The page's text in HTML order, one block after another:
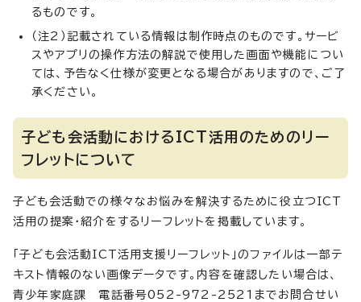
るものです。
（注2）記載されている情報は制作時点のものです。サービ
スやアプリの操作方法の解説で使用した画面や機能につい
ては、予告なく仕様が変更となる場合がありますので、ご了
承ください。
子ども会活動におけるICT活用のためのリー
フレットについて
子ども会活動での様々なお悩みを解決するために役立つICT
活用の提案・紹介をするリーフレットを掲載しています。
「子ども会活動ICT活用支援リーフレット」のファイルは一部テ
キスト情報のない画像データです。内容を確認したい場合は、
青少年家庭課 電話番号052-972-2521までお問合せい